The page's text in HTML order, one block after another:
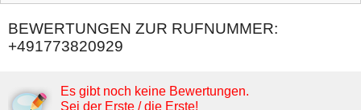
BEWERTUNGEN ZUR RUFNUMMER:
+491773820929
Es gibt noch keine Bewertungen.
Sei der Erste / die Erste!